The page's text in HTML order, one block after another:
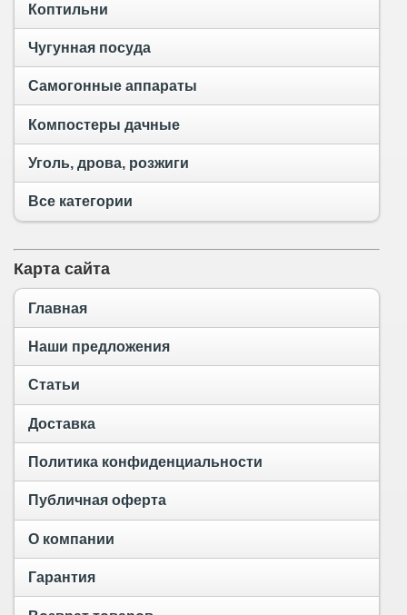
Коптильни
Чугунная посуда
Самогонные аппараты
Компостеры дачные
Уголь, дрова, розжиги
Все категории
Карта сайта
Главная
Наши предложения
Статьи
Доставка
Политика конфиденциальности
Публичная оферта
О компании
Гарантия